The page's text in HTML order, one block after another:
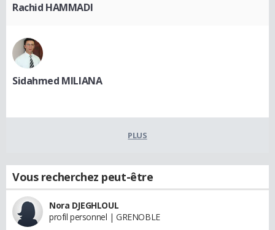
Rachid HAMMADI
Sidahmed MILIANA
PLUS
Vous recherchez peut-être
Nora DJEGHLOUL
profil personnel | GRENOBLE